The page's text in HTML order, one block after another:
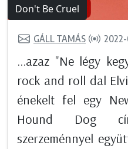
Don't Be Cruel
GÁLL TAMÁS
...azaz "Ne légy
rock and roll dal
énekelt fel egy
Hound Dog
szerzeménnyel